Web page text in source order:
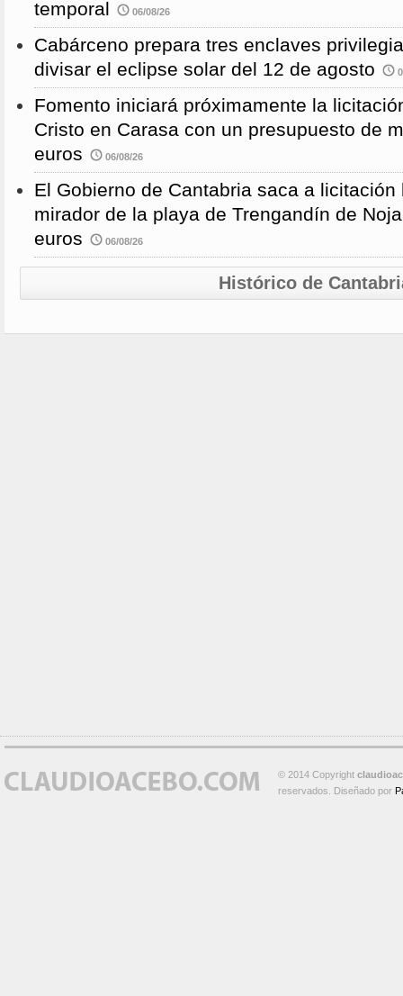
temporal 06/08/26
Cabárceno prepara tres enclaves
divisar el eclipse solar del 12 de agosto
Fomento iniciará próximamente la
Cristo en Carasa con un presupuesto de
euros
06/08/26
El Gobierno de Cantabria saca a
mirador de la playa de Trengandín de
euros
06/08/26
Histórico de
© 2014 Copyright
reservados. Diseñado por